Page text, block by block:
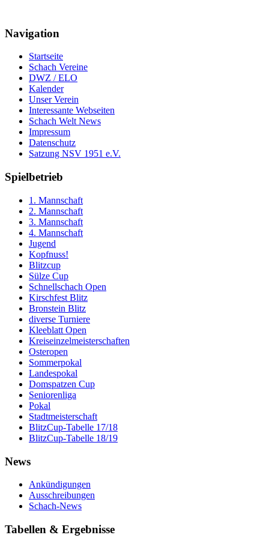
Navigation
Startseite
Schach Vereine
DWZ / ELO
Kalender
Unser Verein
Interessante Webseiten
Schach Welt News
Impressum
Datenschutz
Satzung NSV 1951 e.V.
Spielbetrieb
1. Mannschaft
2. Mannschaft
3. Mannschaft
4. Mannschaft
Jugend
Kopfnuss!
Blitzcup
Sülze Cup
Schnellschach Open
Kirschfest Blitz
Bronstein Blitz
diverse Turniere
Kleeblatt Open
Kreiseinzelmeisterschaften
Osteropen
Sommerpokal
Landespokal
Domspatzen Cup
Seniorenliga
Pokal
Stadtmeisterschaft
BlitzCup-Tabelle 17/18
BlitzCup-Tabelle 18/19
News
Ankündigungen
Ausschreibungen
Schach-News
Tabellen & Ergebnisse